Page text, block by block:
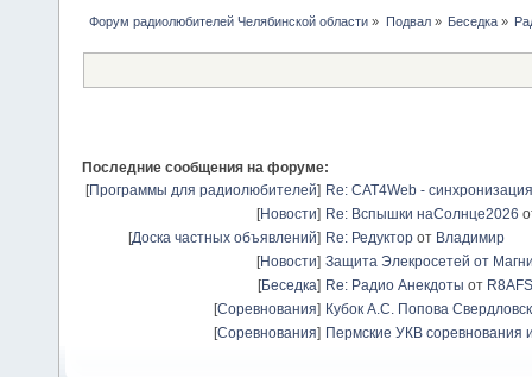
Форум радиолюбителей Челябинской области » Подвал» Беседка»
Последние сообщения на форуме:
[Программы для радиолюбителей] Re: CAT4Web -
[Новости] Re: Вспышки наСолнце2026
[Доска частных объявлений] Re: Редуктор от Владимир
[Новости] Защита Элекросетей от
[Беседка] Re: Радио Анекдоты от R8AFS
[Соревнования] Кубок А.С. Попова
[Соревнования] Пермские УКВ соревнования